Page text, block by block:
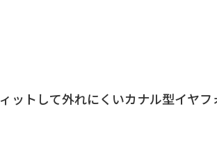
ットして外れにくいカナル型イヤフ